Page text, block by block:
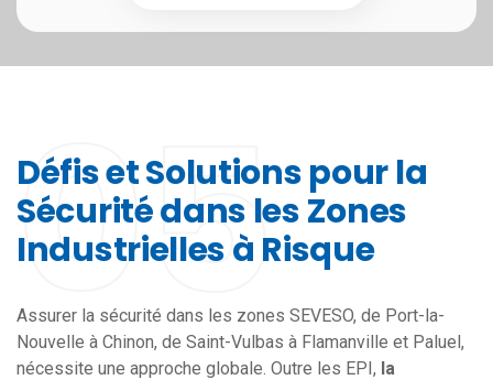
05
Défis et Solutions pour la
Sécurité dans les Zones
Industrielles à Risque
Assurer la sécurité dans les zones SEVESO, de Port-la-
Nouvelle à Chinon, de Saint-Vulbas à Flamanville et Paluel,
nécessite une approche globale. Outre les EPI, la